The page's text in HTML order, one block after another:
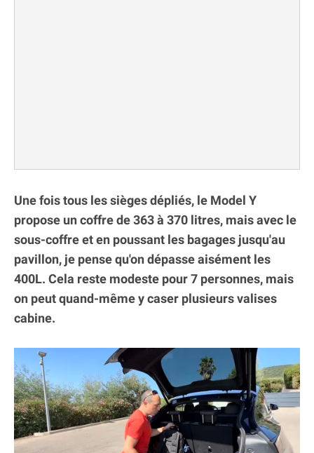
Une fois tous les sièges dépliés, le Model Y
propose un coffre de 363 à 370 litres, mais avec le
sous-coffre et en poussant les bagages jusqu'au
pavillon, je pense qu'on dépasse aisément les
400L. Cela reste modeste pour 7 personnes, mais
on peut quand-même y caser plusieurs valises
cabine.